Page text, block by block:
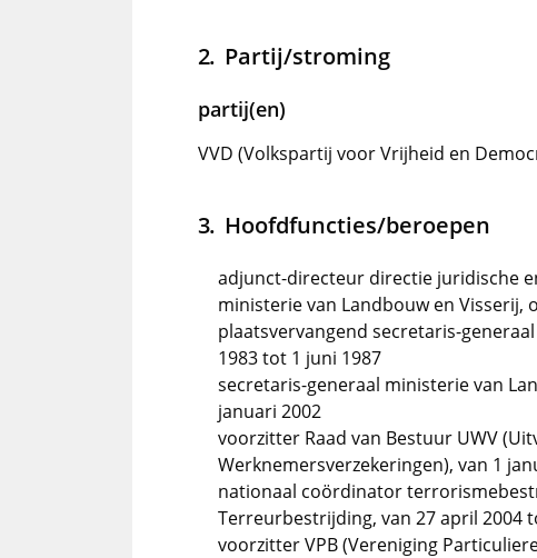
Partij/stroming
partij(en)
VVD (Volkspartij voor Vrijheid en
Hoofdfuncties/beroepen
adjunct-directeur directie juridische
ministerie van Landbouw en Visserij,
plaatsvervangend secretaris-
1983 tot 1 juni 1987
secretaris-generaal ministerie van
januari 2002
voorzitter Raad van Bestuur UWV
Werknemersverzekeringen), van 1
nationaal coördinator
Terreurbestrijding, van 27 april 2004
voorzitter VPB (Vereniging